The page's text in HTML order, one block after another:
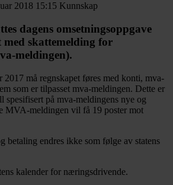
2018 15:15 Kunnskap
dagens omsetningsoppgave
skattemelding for
meldingen).
2017 må regnskapet føres med konti, mva-
som er tilpasset mva-meldingen. Dette er
spesifisert på mva-meldingens nye og
MVA-meldingen vil få 19 poster mot
betaling endres ikke som følge av statens
kalender for næringsdrivende.